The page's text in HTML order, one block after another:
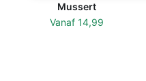
Mussert
Vanaf 14,99